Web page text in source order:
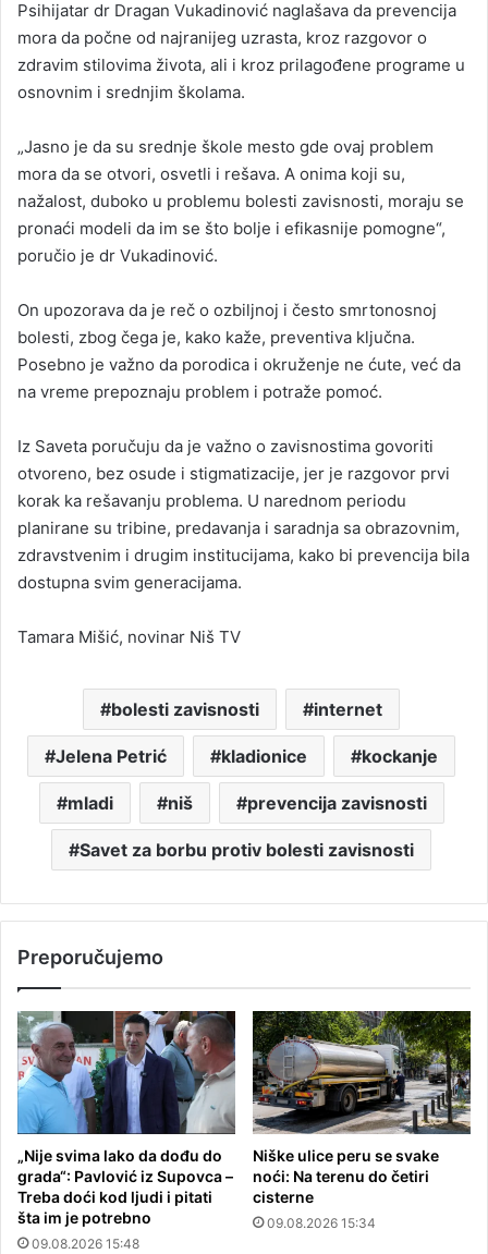
Psihijatar dr Dragan Vukadinović naglašava da prevencija
mora da počne od najranijeg uzrasta, kroz razgovor o
zdravim stilovima života, ali i kroz prilagođene programe u
osnovnim i srednjim školama.
„Jasno je da su srednje škole mesto gde ovaj problem
mora da se otvori, osvetli i rešava. A onima koji su,
nažalost, duboko u problemu bolesti zavisnosti, moraju se
pronaći modeli da im se što bolje i efikasnije pomogne“,
poručio je dr Vukadinović.
On upozorava da je reč o ozbiljnoj i često smrtonosnoj
bolesti, zbog čega je, kako kaže, preventiva ključna.
Posebno je važno da porodica i okruženje ne ćute, već da
na vreme prepoznaju problem i potraže pomoć.
Iz Saveta poručuju da je važno o zavisnostima govoriti
otvoreno, bez osude i stigmatizacije, jer je razgovor prvi
korak ka rešavanju problema. U narednom periodu
planirane su tribine, predavanja i saradnja sa obrazovnim,
zdravstvenim i drugim institucijama, kako bi prevencija bila
dostupna svim generacijama.
Tamara Mišić, novinar Niš TV
bolesti zavisnosti internet
Jelena Petrić kladionice kockanje
mladi niš prevencija zavisnosti
Savet za borbu protiv bolesti zavisnosti
Preporučujemo
„Nije svima lako da dođu do
grada“: Pavlović iz Supovca –
Treba doći kod ljudi i pitati
šta im je potrebno
09.08.2026 15:48
Niške ulice peru se svake
noći: Na terenu do četiri
cisterne
09.08.2026 15:34